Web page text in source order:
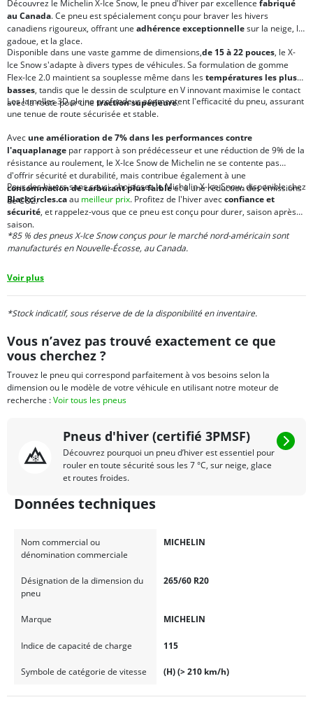
Découvrez le Michelin X-Ice Snow, le pneu d'hiver par excellence fabriqué
au Canada. Ce pneu est spécialement conçu pour braver les hivers
canadiens rigoureux, offrant une adhérence exceptionnellesur la neige, la
gadoue, et la glace.
Disponible dans une vaste gamme de dimensions,de 15 à 22 pouces, le X-
Ice Snow s'adapte à divers types de véhicules. Sa formulation de gomme
Flex-Ice 2.0 maintient sa souplesse même dans lestempératures les plus
basses, tandis que le dessin de sculpture en V innovant maximise le contact
avec la route pour une traction supérieure.
Les lamelles 3D pleine profondeur augmentent l'efficacité du pneu, assurant
une tenue de route sécurisée et stable.
Avec une amélioration de 7% dans les performances contre
l'aquaplanage par rapport à son prédécesseur et une réduction de 9% de la
résistance au roulement, le X-Ice Snow de Michelin ne se contente pas
d'offrir sécurité et durabilité, mais contribue également à une
consommation de carburant plus faibleet à une réduction des émissions
de CO2.
Pour des hivers sans souci, choisissez le Michelin X-Ice Snow, disponible chez
Blackcircles.caau meilleur prix. Profitez de l'hiver avecconfiance et
sécurité, et rappelez-vous que ce pneu est conçu pour durer, saison après
saison.
*85 % des pneus X-Ice Snow conçus pour le marché nord-américain sont
manufacturés en Nouvelle-Écosse, au Canada.
Voir plus
*Stock indicatif, sous réserve de de la disponibilité en inventaire.
Vous n’avez pas trouvé exactement ce que
vous cherchez ?
Trouvez le pneu qui correspond parfaitement à vos besoins selon la
dimension ou le modèle de votre véhicule en utilisant notre moteur de
recherche :Voir tous les pneus
Pneus d'hiver (certifié 3PMSF)
Découvrez pourquoi un pneu d’hiver est essentiel pour
rouler en toute sécurité sous les 7 °C, sur neige, glace
et routes froides.
Données techniques
Nom commercial ou
dénomination commerciale
MICHELIN
Désignation de la dimension du
pneu
265/60 R20
Marque MICHELIN
Indice de capacité de charge 115
Symbole de catégorie de vitesse (H) (> 210 km/h)